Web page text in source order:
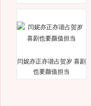
闫妮亦正亦谐占贺岁 喜剧
也要颜值担当